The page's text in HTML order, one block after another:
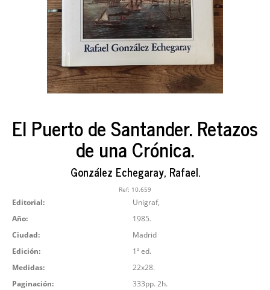
El Puerto de Santander. Retazos
de una Crónica.
González Echegaray, Rafael.
Ref: 10.659
Editorial:
Unigraf,
Año:
1985.
Ciudad:
Madrid
Edición:
1ª ed.
Medidas:
22x28.
Paginación:
333pp. 2h.